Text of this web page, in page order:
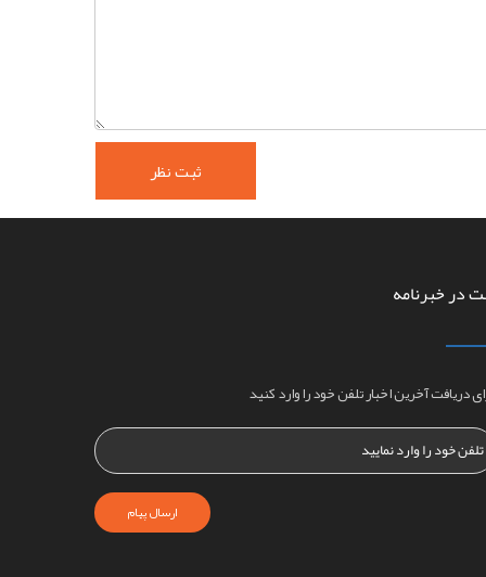
در خبرنامه
دریافت آخرین اخبار تلفن خود را وارد کنید
ارسال پیام